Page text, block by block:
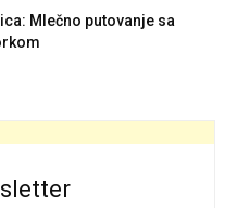
Mlečno putovanje sa